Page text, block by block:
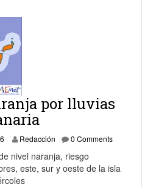
por lluvias
25 octubre, 2016
Redacción 0 Comments
nivel naranja, riesgo
este, sur y oeste de la isla